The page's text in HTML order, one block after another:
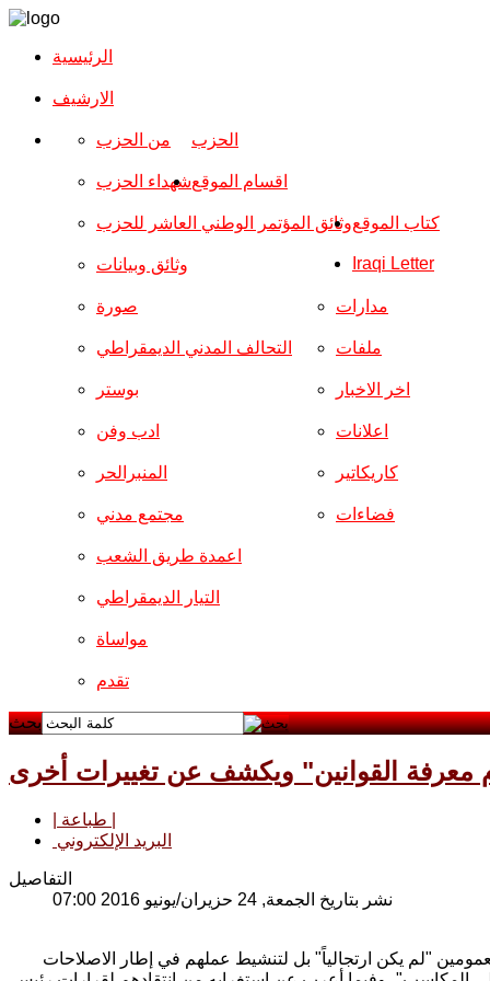
الرئيسية
الارشیف
الحزب من الحزب
شهداء الحزب
وثائق المؤتمر الوطني العاشر للحزب
وثائق وبيانات
اقسام الموقع
صورة
التحالف المدني الديمقراطي
بوستر
ادب وفن
المنبرالحر
مجتمع مدني
مدارات
ملفات
اخر الاخبار
اعلانات
كاريكاتير
فضاءات
اعمدة طريق الشعب
التيار الديمقراطي
مواساة
تقدم
كتاب الموقع
Iraqi Letter
بحث
معرفة القوانين" ويكشف عن تغييرات أخرى
البريد الإلكتروني
التفاصيل
نشر بتاريخ الجمعة, 24 حزيران/يونيو 2016 07:00
"لم يكن ارتجالياً" بل لتنشيط عملهم في إطار الاصلاحات